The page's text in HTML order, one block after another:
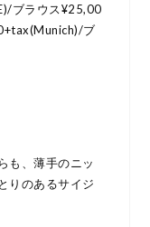
ブラウス¥25,00
ブ
も、薄手のニッ
りのあるサイジ